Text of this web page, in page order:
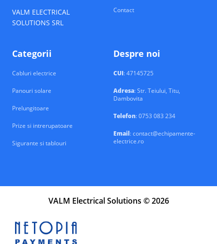
VALM ELECTRICAL
SOLUTIONS SRL
Contact
Categorii
Cabluri electrice
Panouri solare
Prelungitoare
Prize si intrerupatoare
Sigurante si tablouri
Despre noi
CUI: 47145725
Adresa: Str. Teiului, Titu,
Dambovita
Telefon: 0753 083 234
Email: contact@echipamente-
electrice.ro
VALM Electrical Solutions © 2026